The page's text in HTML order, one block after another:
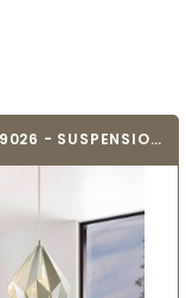
EGLO 49026 - SUSPENSION VINTAGE - CARLTON-P